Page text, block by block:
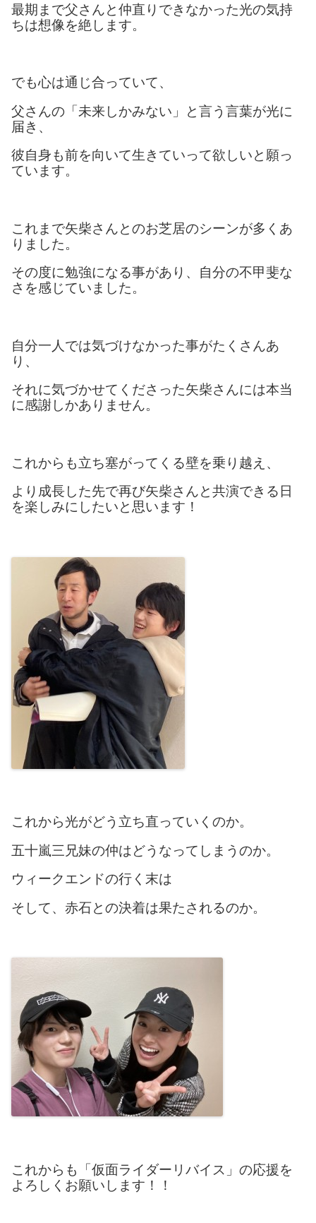
最期まで父さんと仲直りできなかった光の気持
ちは想像を絶します。
でも心は通じ合っていて、
父さんの「未来しかみない」と言う言葉が光に
届き、
彼自身も前を向いて生きていって欲しいと願っ
ています。
これまで矢柴さんとのお芝居のシーンが多くあ
りました。
その度に勉強になる事があり、自分の不甲斐な
さを感じていました。
自分一人では気づけなかった事がたくさんあ
り、
それに気づかせてくださった矢柴さんには本当
に感謝しかありません。
これからも立ち塞がってくる壁を乗り越え、
より成長した先で再び矢柴さんと共演できる日
を楽しみにしたいと思います！
これから光がどう立ち直っていくのか。
五十嵐三兄妹の仲はどうなってしまうのか。
ウィークエンドの行く末は
そして、赤石との決着は果たされるのか。
これからも「仮面ライダーリバイス」の応援を
よろしくお願いします！！